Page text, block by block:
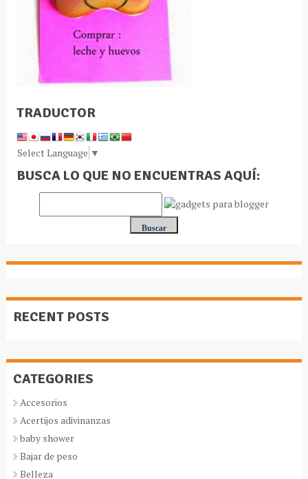
TRADUCTOR
Select Language ▼
BUSCA LO QUE NO ENCUENTRAS AQUÍ:
RECENT POSTS
CATEGORIES
Accesorios
Acertijos adivinanzas
baby shower
Bajar de peso
Belleza